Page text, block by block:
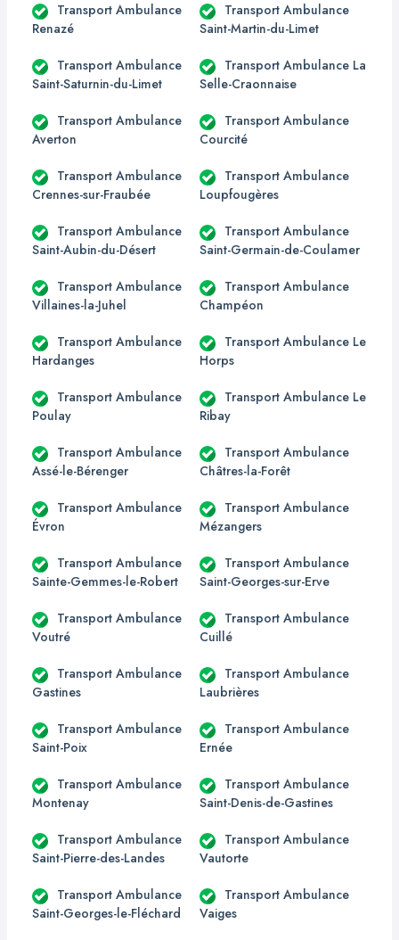
Transport Ambulance
Renazé
Transport Ambulance
Saint-Martin-du-Limet
Transport Ambulance
Saint-Saturnin-du-Limet
Transport Ambulance La
Selle-Craonnaise
Transport Ambulance
Averton
Transport Ambulance
Courcité
Transport Ambulance
Crennes-sur-Fraubée
Transport Ambulance
Loupfougères
Transport Ambulance
Saint-Aubin-du-Désert
Transport Ambulance
Saint-Germain-de-Coulamer
Transport Ambulance
Villaines-la-Juhel
Transport Ambulance
Champéon
Transport Ambulance
Hardanges
Transport Ambulance Le
Horps
Transport Ambulance
Poulay
Transport Ambulance Le
Ribay
Transport Ambulance
Assé-le-Bérenger
Transport Ambulance
Châtres-la-Forêt
Transport Ambulance
Évron
Transport Ambulance
Mézangers
Transport Ambulance
Sainte-Gemmes-le-Robert
Transport Ambulance
Saint-Georges-sur-Erve
Transport Ambulance
Voutré
Transport Ambulance
Cuillé
Transport Ambulance
Gastines
Transport Ambulance
Laubrières
Transport Ambulance
Saint-Poix
Transport Ambulance
Ernée
Transport Ambulance
Montenay
Transport Ambulance
Saint-Denis-de-Gastines
Transport Ambulance
Saint-Pierre-des-Landes
Transport Ambulance
Vautorte
Transport Ambulance
Saint-Georges-le-Fléchard
Transport Ambulance
Vaiges